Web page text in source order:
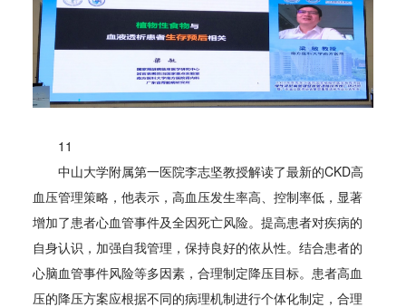
11
中山大学附属第一医院李志坚教授解读了最新的CKD高
血压管理策略，他表示，高血压发生率高、控制率低，显著
增加了患者心血管事件及全因死亡风险。提高患者对疾病的
自身认识，加强自我管理，保持良好的依从性。结合患者的
心脑血管事件风险等多因素，合理制定降压目标。患者高血
压的降压方案应根据不同的病理机制进行个体化制定，合理